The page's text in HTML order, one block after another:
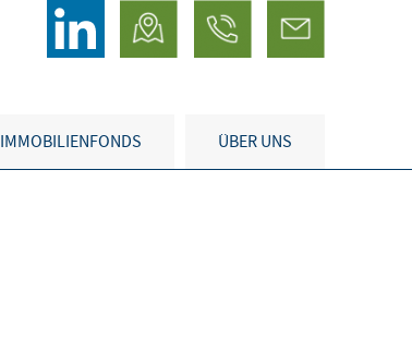
IMMOBILIENFONDS ÜBER UNS